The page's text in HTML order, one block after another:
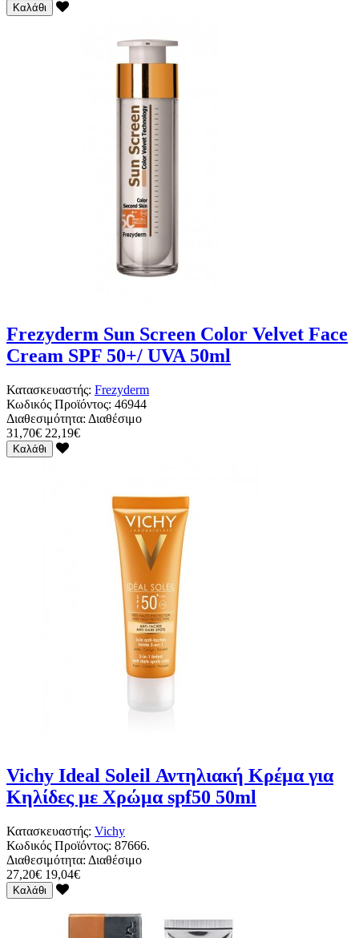
Καλάθι
Frezyderm Sun Screen Color Velvet Face
Cream SPF 50+/ UVA 50ml
Κατασκευαστής: Frezyderm
Κωδικός Προϊόντος: 46944
Διαθεσιμότητα: Διαθέσιμο
31,70€ 22,19€
Καλάθι
Vichy Ideal Soleil Αντηλιακή Κρέμα για
Κηλίδες με Χρώμα spf50 50ml
Κατασκευαστής: Vichy
Κωδικός Προϊόντος: 87666.
Διαθεσιμότητα: Διαθέσιμο
27,20€ 19,04€
Καλάθι